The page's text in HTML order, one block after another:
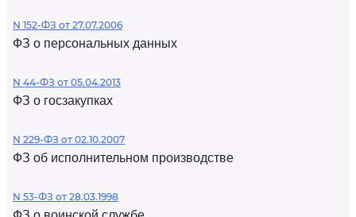
N 152-ФЗ от 27.07.2006
ФЗ о персональных данных
N 44-ФЗ от 05.04.2013
ФЗ о госзакупках
N 229-ФЗ от 02.10.2007
ФЗ об исполнительном производстве
N 53-ФЗ от 28.03.1998